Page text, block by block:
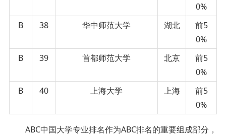
0%
B
38 华中师范大学 湖北
前5
0%
B
39 首都师范大学 北京
前5
0%
B
40 上海大学 上海
前5
0%
ABC中国大学专业排名作为ABC排名的重要组成部分，